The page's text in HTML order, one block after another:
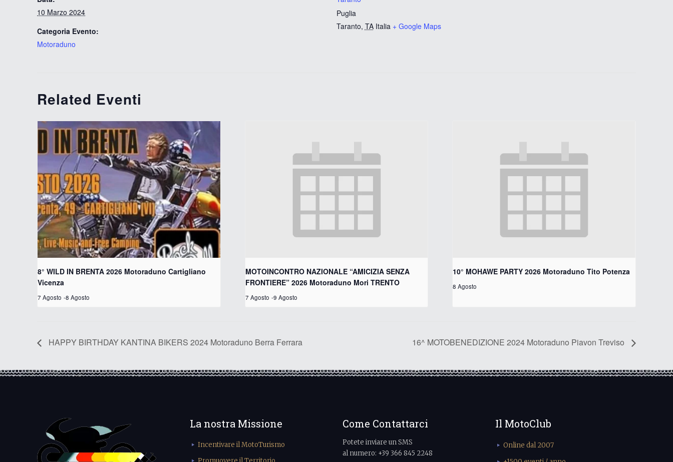
10 Marzo 2024
Categoria Evento:
Motoraduno
Puglia
Taranto, TA Italia + Google Maps
Related Eventi
8° WILD IN BRENTA 2026 Motoraduno Cartigliano
Vicenza
7 Agosto -8 Agosto
MOTOINCONTRO NAZIONALE “AMICIZIA SENZA
FRONTIERE” 2026 Motoraduno Mori TRENTO
7 Agosto -9 Agosto
10° MOHAWE PARTY 2026 Motoraduno Tito Potenza
8 Agosto
HAPPY BIRTHDAY KANTINA BIKERS 2024 Motoraduno Berra Ferrara 16^ MOTOBENEDIZIONE 2024 Motoraduno Piavon Treviso
La nostra Missione
Incentivare il MotoTurismo
Come Contattarci
Potete inviare un SMS
al numero: +39 366 845 2248
Il MotoClub
Online dal 2007